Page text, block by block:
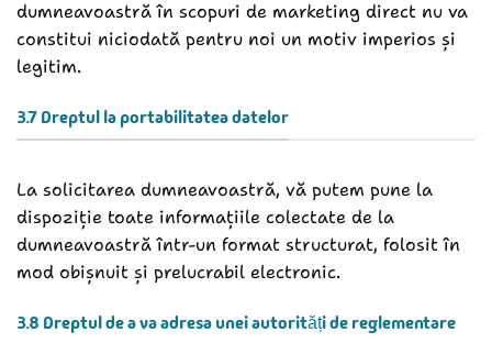
dumneavoastră în scopuri de marketing direct nu va
constitui niciodată pentru noi un motiv imperios și
legitim.
3.7 Dreptul la portabilitatea datelor
La solicitarea dumneavoastră, vă putem pune la
dispoziție toate informațiile colectate de la
dumneavoastră într-un format structurat, folosit în
mod obișnuit și prelucrabil electronic.
3.8 Dreptul de a va adresa unei autorități de reglementare